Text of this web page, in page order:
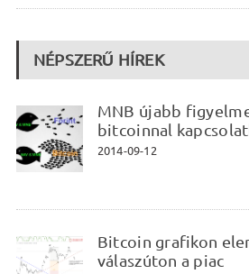
NÉPSZERŰ HÍREK
MNB újabb
bitcoinnal
2014-09-12
Bitcoin grafikon
válaszúton a piac